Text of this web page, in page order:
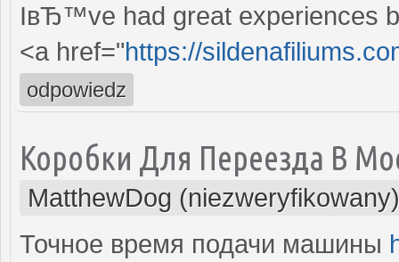
IвЂ™ve had great experiences
<a href="https://
odpowiedz
Коробки Для Переезда В
MatthewDog (niezweryfikowany)
Точное время подачи машины